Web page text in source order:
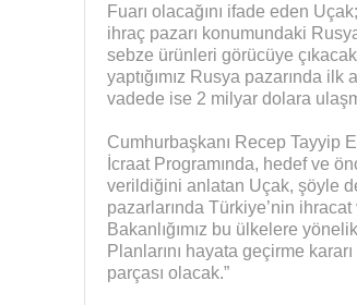
Fuarı olacağını ifade eden
ihraç pazarı konumundaki
sebze ürünleri görücüye
yaptığımız Rusya pazarında
vadede ise 2 milyar dolara
Cumhurbaşkanı Recep Tayyip
İcraat Programında, hedef ve
verildiğini anlatan Uçak, şöyle
pazarlarında Türkiye’nin ihracat
Bakanlığımız bu ülkelere
Planlarını hayata geçirme
parçası olacak.”